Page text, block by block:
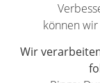
können
Wir